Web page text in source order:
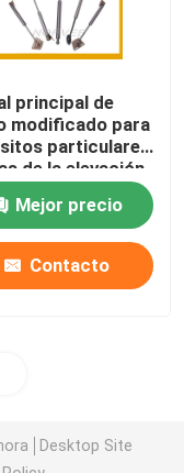
principal de
modificado para
particulares
de la elevación
ruido para la
los
Mejor precio
Contacto
Desktop Site